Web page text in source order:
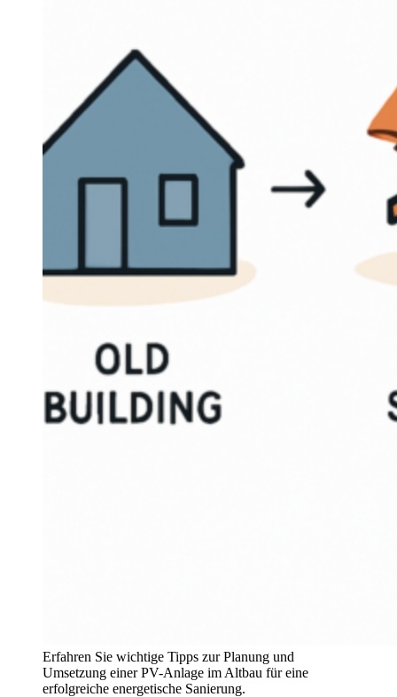
Erfahren Sie wichtige Tipps zur Planung und
Umsetzung einer PV-Anlage im Altbau für eine
erfolgreiche energetische Sanierung.